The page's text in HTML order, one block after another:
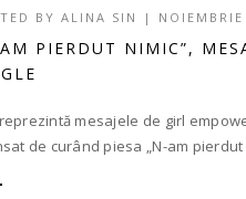
BY ALINA SIN |
PIERDUT NIMIC”,
reprezintă mesajele de girl
de curând piesa „N-am